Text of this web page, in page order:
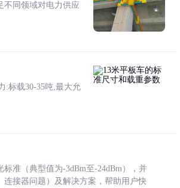
不同领域对电力供应
:标载30-35吨,最大允
准（典型值为-3dBm至-24dBm），并
接器问题）及解决方案，帮助用户快